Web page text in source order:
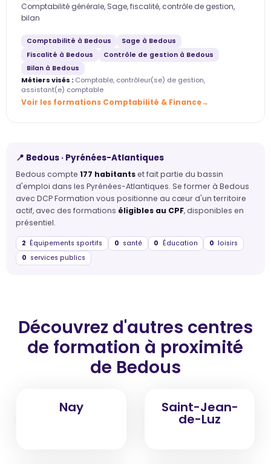
Comptabilité générale, Sage, fiscalité, contrôle de gestion,
bilan
Comptabilité à Bedous
Sage à Bedous
Fiscalité à Bedous
Contrôle de gestion à Bedous
Bilan à Bedous
Métiers visés : Comptable, contrôleur(se) de gestion,
assistant(e) comptable
Voir les formations Comptabilité & Finance
📍 Bedous · Pyrénées-Atlantiques
Bedous compte 177 habitantset fait partie du bassin
d'emploi dans les Pyrénées-Atlantiques. Se former à Bedous
avec DCP Formation vous positionne au cœur d'un territoire
actif, avec des formations éligibles au CPF, disponibles en
présentiel.
2 Équipements sportifs 0 santé 0 Éducation 0 loisirs
0 services publics
Découvrez d'autres centres
de formation à proximité
de Bedous
Nay Saint-Jean-
de-Luz